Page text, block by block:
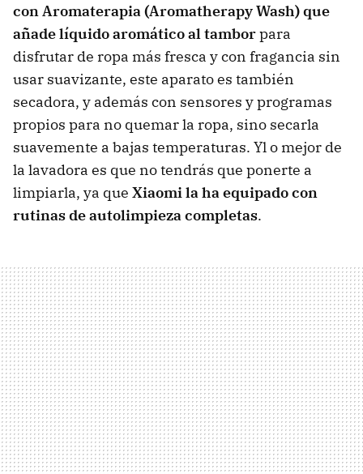
con Aromaterapia (Aromatherapy Wash) que
añade líquido aromático al tamborpara
disfrutar de ropa más fresca y con fragancia sin
usar suavizante, este aparato es también
secadora, y además con sensores y programas
propios para no quemar la ropa, sino secarla
suavemente a bajas temperaturas. Yl o mejor de
la lavadora es que no tendrás que ponerte a
limpiarla, ya que Xiaomi la ha equipado con
rutinas de autolimpieza completas.